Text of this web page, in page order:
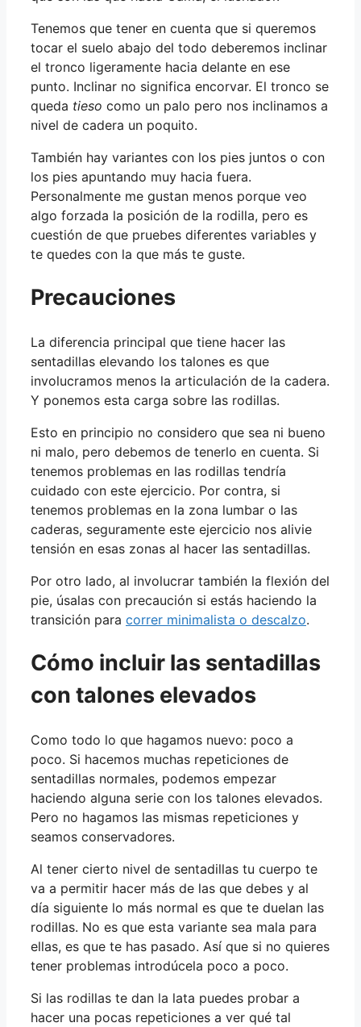
Tenemos que tener en cuenta que si queremos
tocar el suelo abajo del todo deberemos inclinar
el tronco ligeramente hacia delante en ese
punto. Inclinar no significa encorvar. El tronco se
queda tieso como un palo pero nos inclinamos a
nivel de cadera un poquito.
También hay variantes con los pies juntos o con
los pies apuntando muy hacia fuera.
Personalmente me gustan menos porque veo
algo forzada la posición de la rodilla, pero es
cuestión de que pruebes diferentes variables y
te quedes con la que más te guste.
Precauciones
La diferencia principal que tiene hacer las
sentadillas elevando los talones es que
involucramos menos la articulación de la cadera.
Y ponemos esta carga sobre las rodillas.
Esto en principio no considero que sea ni bueno
ni malo, pero debemos de tenerlo en cuenta. Si
tenemos problemas en las rodillas tendría
cuidado con este ejercicio. Por contra, si
tenemos problemas en la zona lumbar o las
caderas, seguramente este ejercicio nos alivie
tensión en esas zonas al hacer las sentadillas.
Por otro lado, al involucrar también la flexión del
pie, úsalas con precaución si estás haciendo la
transición para correr minimalista o descalzo.
Cómo incluir las sentadillas
con talones elevados
Como todo lo que hagamos nuevo: poco a
poco. Si hacemos muchas repeticiones de
sentadillas normales, podemos empezar
haciendo alguna serie con los talones elevados.
Pero no hagamos las mismas repeticiones y
seamos conservadores.
Al tener cierto nivel de sentadillas tu cuerpo te
va a permitir hacer más de las que debes y al
día siguiente lo más normal es que te duelan las
rodillas. No es que esta variante sea mala para
ellas, es que te has pasado. Así que si no quieres
tener problemas introdúcela poco a poco.
Si las rodillas te dan la lata puedes probar a
hacer una pocas repeticiones a ver qué tal